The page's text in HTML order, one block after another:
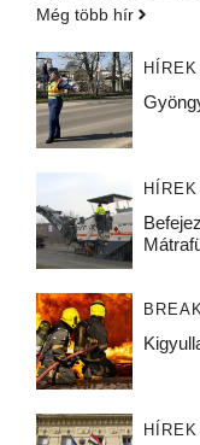
Még több hír